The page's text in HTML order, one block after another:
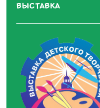
ВЫСТАВКА